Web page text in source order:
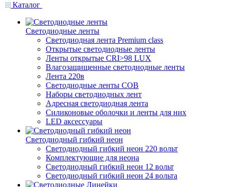
Каталог
Светодиодные ленты
Светодиодная лента Premium class
Открытые светодиодные ленты
Ленты открытые CRI>98 LUX
Влагозащищенные светодиодные ленты
Лента 220в
Светодиодные ленты COB
Наборы светодиодных лент
Адресная светодиодная лента
Силиконовые оболочки и ленты для них
LED аксессуары
Светодиодный гибкий неон
Светодиодный гибкий неон 220 вольт
Комплектующие для неона
Светодиодный гибкий неон 12 вольт
Светодиодный гибкий неон 24 вольта